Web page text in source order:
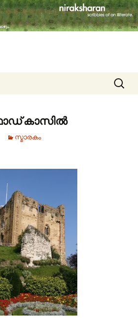
(നിരക്ഷരൻ)
reviews, social issues,
& lot more…
Search
for:
കാസില്‍
സ്മാരകം